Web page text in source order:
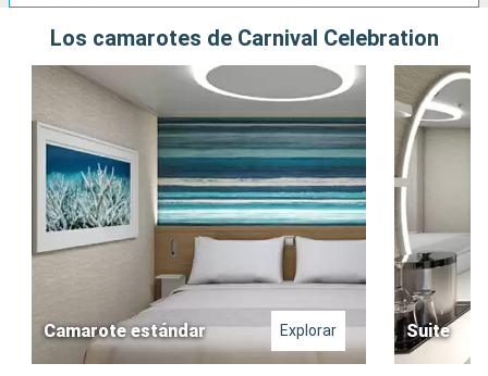
Los camarotes de Carnival Celebration
Camarote estándar Explorar Suite